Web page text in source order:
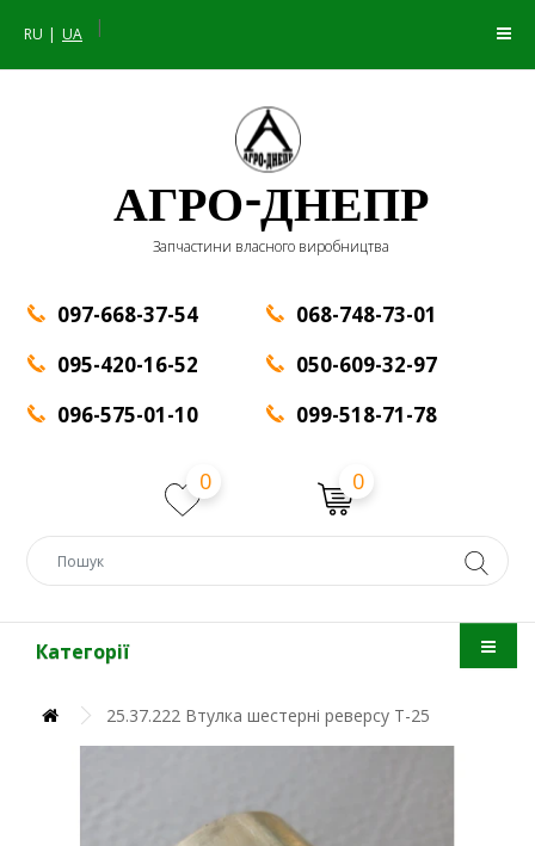
RU UA |
АГРО-ДНЕПР
Запчастини власного виробництва
097-668-37-54
095-420-16-52
096-575-01-10
068-748-73-01
050-609-32-97
099-518-71-78
0 0
Категорії
25.37.222 Втулка шестерні реверсу Т-25